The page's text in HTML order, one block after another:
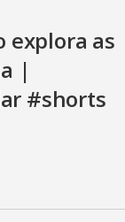
explora as
|
#shorts